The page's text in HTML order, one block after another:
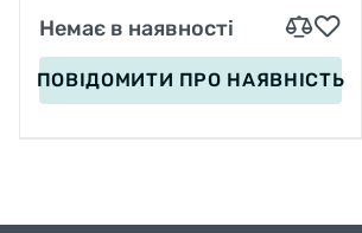
Немає в наявності
ПОВІДОМИТИ ПРО НАЯВНІСТЬ